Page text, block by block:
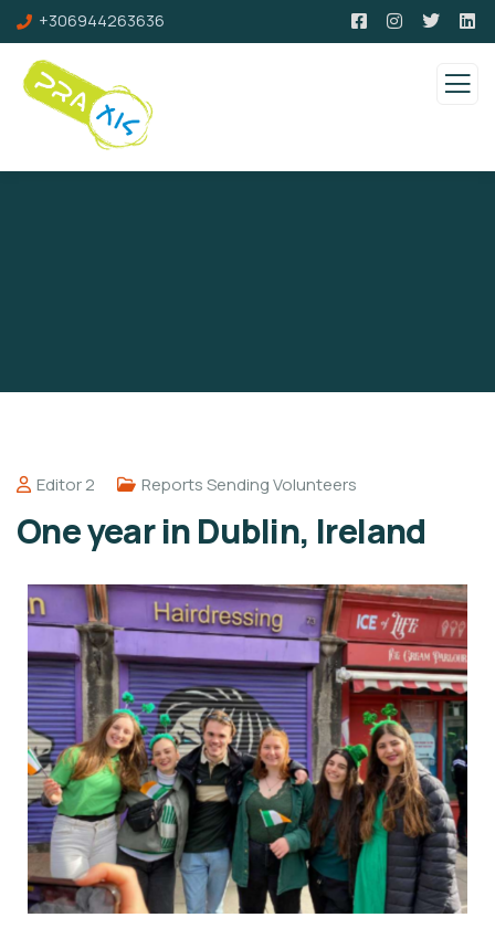
+306944263636
Editor 2 Reports Sending Volunteers
One year in Dublin, Ireland